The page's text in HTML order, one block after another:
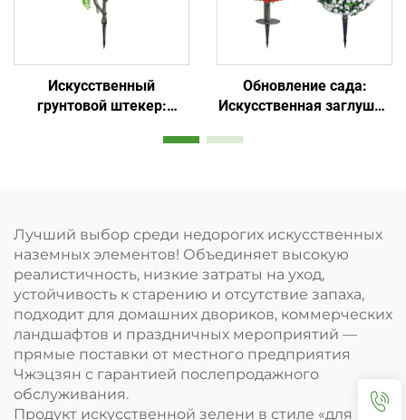
Искусственный
грунтовой штекер:
садового декора с
Обновление сада:
Искусственная заглушка
Лучший выбор среди недорогих искусственных
наземных элементов! Объединяет высокую
реалистичность, низкие затраты на уход,
устойчивость к старению и отсутствие запаха,
подходит для домашних двориков, коммерческих
ландшафтов и праздничных мероприятий —
прямые поставки от местного предприятия
Чжэцзян с гарантией послепродажного
обслуживания.
Продукт искусственной зелени в стиле «для